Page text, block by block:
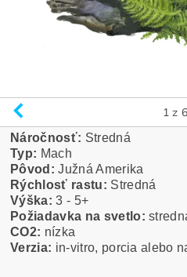
1 z 6
Náročnosť: Stredná
Typ: Mach
Pôvod: Južná Amerika
Rýchlosť rastu: Stredná
Výška: 3 - 5+
Požiadavka na svetlo:
CO2: nízka
Verzia: in-vitro, porcia alebo